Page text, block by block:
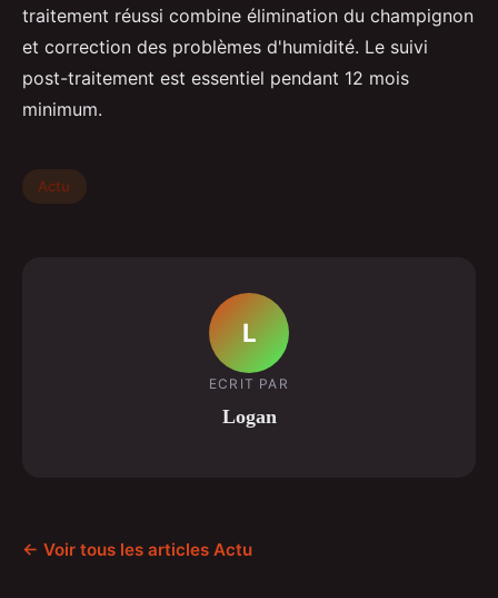
traitement réussi combine élimination du champignon
et correction des problèmes d'humidité. Le suivi
post-traitement est essentiel pendant 12 mois
minimum.
Actu
L
ECRIT PAR
Logan
← Voir tous les articles Actu